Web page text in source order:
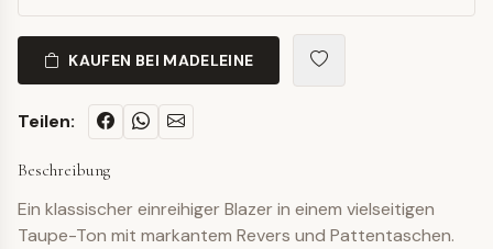
KAUFEN BEI MADELEINE
Teilen:
Beschreibung
Ein klassischer einreihiger Blazer in einem vielseitigen
Taupe-Ton mit markantem Revers und Pattentaschen.